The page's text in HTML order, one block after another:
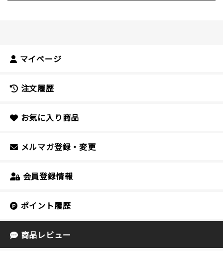
マイページ
注文履歴
お気に入り商品
メルマガ登録・変更
会員登録情報
ポイント履歴
商品レビュー